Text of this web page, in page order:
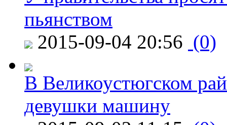
пьянством
2015-09-04 20:56 (0)
В Великоустюгском
девушки машину